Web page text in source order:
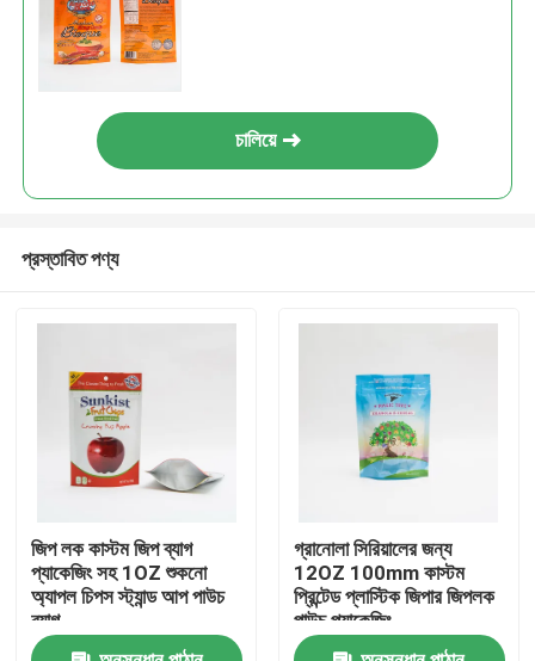
বাড়ি
চালিয়ে
প্রস্তাবিত পণ্য
জিপ লক কাস্টম জিপ ব্যাগ
প্যাকেজিং সহ 1OZ শুকনো
অ্যাপল চিপস স্ট্যান্ড আপ পাউচ
ব্যাগ
গ্রানোলা সিরিয়ালের জন্য
12OZ 100mm কাস্টম
প্রিন্টেড প্লাস্টিক জিপার জিপলক
পাউচ প্যাকেজিং